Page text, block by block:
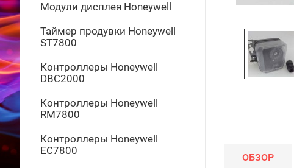
Модули дисплея Honeywell
Таймер продувки Honeywell
ST7800
Контроллеры Honeywell
DBC2000
Контроллеры Honeywell
RM7800
Контроллеры Honeywell
EC7800
ОБЗОР